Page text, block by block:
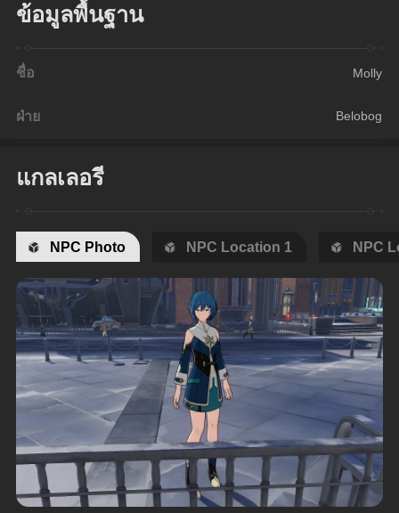
ข้อมูลพื้นฐาน
ชื่อ Molly
ฝ่าย Belobog
แกลเลอรี
NPC Photo NPC Location 1 NPC